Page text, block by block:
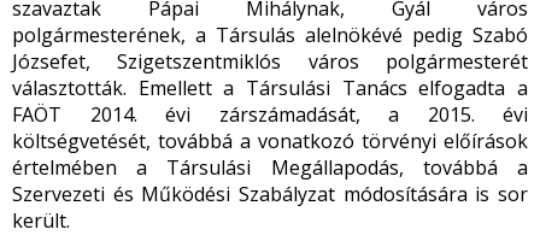
szavaztak Pápai Mihálynak, Gyál város
polgármesterének, a Társulás alelnökévé pedig Szabó
Józsefet, Szigetszentmiklós város polgármesterét
választották. Emellett a Társulási Tanács elfogadta a
FAÖT 2014. évi zárszámadását, a 2015. évi
költségvetését, továbbá a vonatkozó törvényi előírások
értelmében a Társulási Megállapodás, továbbá a
Szervezeti és Működési Szabályzat módosítására is sor
került.